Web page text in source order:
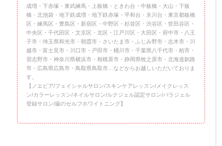
成増・下赤塚・東武練馬・上板橋・ときわ台・中板橋・大山・下板
橋・北池袋・地下鉄成増・地下鉄赤塚・平和台・氷川台・東京都板橋
区・練馬区・豊島区・新宿区・中野区・杉並区・渋谷区・世田谷区・
中央区・千代田区・文京区・北区・江戸川区・大田区・府中市・八王
子市・埼玉県和光市・朝霞市・さいたま市・ふじみ野市・志木市・川
越市・富士見市・川口市・戸田市・桶川市・千葉県八千代市・柏市・
習志野市・神奈川県横浜市・相模原市・静岡県牧之原市・北海道釧路
市・広島県広島市・鳥取県鳥取市…などからお越しいただいておりま
す。
【ノエビア/フェイシャルサロン/スキンケアレッスン/メイクレッス
ン/カラーレッスン/ネイルサロン/ルクジェル認定サロン/パラジェル
登録サロン/歯のセルフホワイトニング】